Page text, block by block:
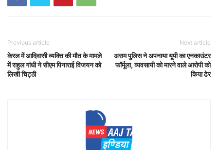
Previous article
केरल में आदिवासी व्यक्ति की मौत के मामले
में राहुल गांधी ने सीएम पिनाराई विजयन को
लिखी चिट्ठी
Next article
असम पुलिस ने अपनाया यूपी का एनकाउंटर
फॉर्मूला, व्यवसायी को मारने वाले आरोपी को
किया ढेर